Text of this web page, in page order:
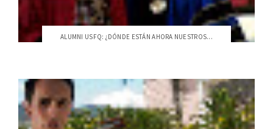
ALUMNI USFQ: ¿DÓNDE ESTÁN AHORA NUESTROS...